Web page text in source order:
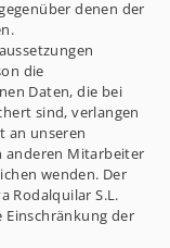
denen der
die
Daten, die bei
sind, verlangen
an unseren
anderen Mitarbeiter
wenden. Der
Rodalquilar S.L.
der